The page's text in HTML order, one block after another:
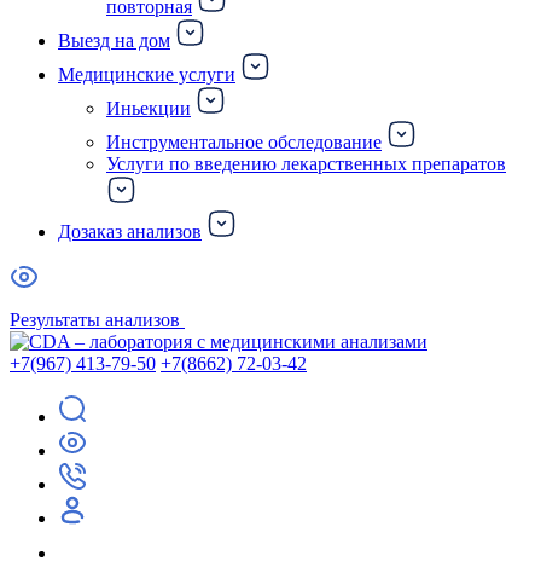
повторная
Выезд на дом
Медицинские услуги
Иньекции
Инструментальное обследование
Услуги по введению лекарственных препаратов
Дозаказ анализов
Результаты анализов
+7(967) 413-79-50 +7(8662) 72-03-42